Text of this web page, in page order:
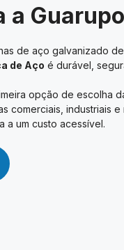
a
de aço galvanizado
de Aço é durável,
opção de escolha
comerciais, industriais
a um custo acessível.